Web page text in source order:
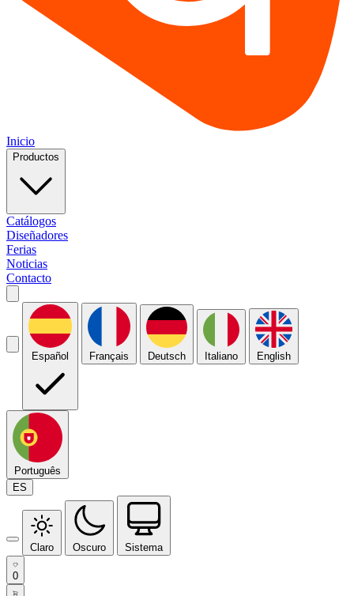
Inicio
Productos
Catálogos
Diseñadores
Ferias
Noticias
Contacto
Español Français Deutsch Italiano English
Português
ES
Claro Oscuro Sistema
0